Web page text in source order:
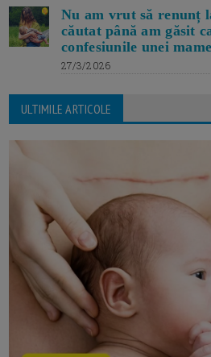
Nu am vrut să renunț
căutat până am găsit
confesiunile unei
27/3/2026
ULTIMILE ARTICOLE